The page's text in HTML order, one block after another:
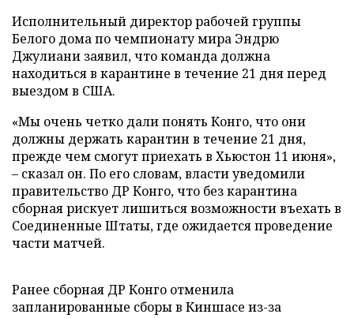
Исполнительный директор рабочей группы
Белого дома по чемпионату мира Эндрю
Джулиани заявил, что команда должна
находиться в карантине в течение 21 дня перед
выездом в США.
«Мы очень четко дали понять Конго, что они
должны держать карантин в течение 21 дня,
прежде чем смогут приехать в Хьюстон 11 июня»,
– сказал он. По его словам, власти уведомили
правительство ДР Конго, что без карантина
сборная рискует лишиться возможности въехать в
Соединенные Штаты, где ожидается проведение
части матчей.
Ранее сборная ДР Конго отменила
запланированные сборы в Киншасе из-за